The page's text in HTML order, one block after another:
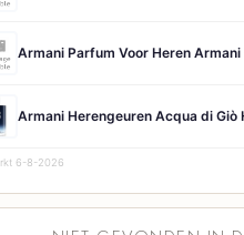
Armani Parfum Voor Heren
Armani Herengeuren Acqua di
6-8-2026